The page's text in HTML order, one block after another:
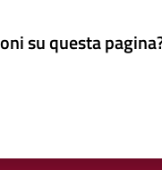
su questa